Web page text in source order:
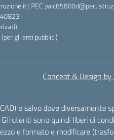
| PEC
|
gli enti pubblici)
Concept & Design
e salvo dove diversamente
utenti sono quindi liberi di
e formato e modificare